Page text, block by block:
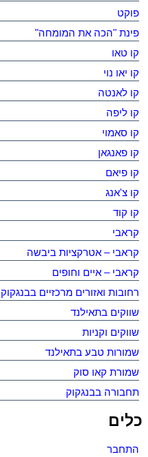
פוקט
פינת "הכה את המומחה"
קו טאו
קו יאו נוי
קו לאנטה
קו ליפה
קו סאמוי
קו פאנגאן
קו פיאם
קו צ'אנג
קו קוד
קראבי
קראבי – אטרקציות ביבשה
קראבי – איים וחופים
רחובות ואזורים מרכזיים בבנגקוק
שווקים בתאילנד
שווקים וקניות
שמורות טבע בתאילנד
שמורת קאו סוק
תחבורה בבנגקוק
כלים
התחבר